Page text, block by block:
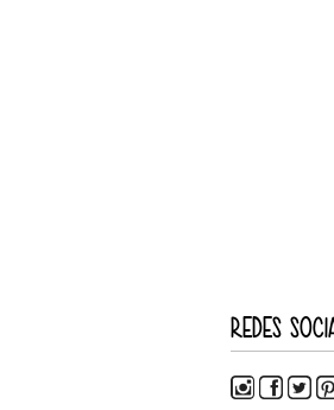
REDES